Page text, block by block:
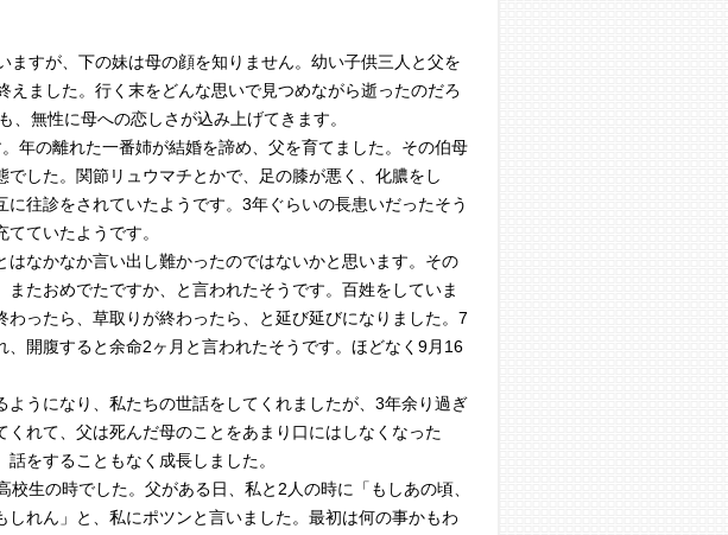
ますが、下の妹は母の顔を知りません。幼い子供三人と父を
ました。行く末をどんな思いで見つめながら逝ったのだろ
無性に母への恋しさが込み上げてきます。
年の離れた一番姉が結婚を諦め、父を育てました。その伯母
した。関節リュウマチとかで、足の膝が悪く、化膿をし
往診をされていたようです。3年ぐらいの長患いだったそう
ていたようです。
なかなか言い出し難かったのではないかと思います。その
たおめでたですか、と言われたそうです。百姓をしていま
わったら、草取りが終わったら、と延び延びになりました。7
、開腹すると余命2ヶ月と言われたそうです。ほどなく9月16
うになり、私たちの世話をしてくれましたが、3年余り過ぎ
れて、父は死んだ母のことをあまり口にはしなくなった
をすることもなく成長しました。
生の時でした。父がある日、私と2人の時に「もしあの頃、
れん」と、私にポツンと言いました。最初は何の事かもわ